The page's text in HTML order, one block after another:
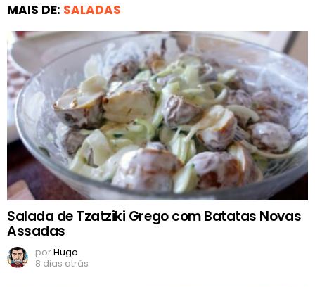
MAIS DE: SALADAS
Salada de Tzatziki Grego com Batatas Novas
Assadas
porHugo
8 dias atrás